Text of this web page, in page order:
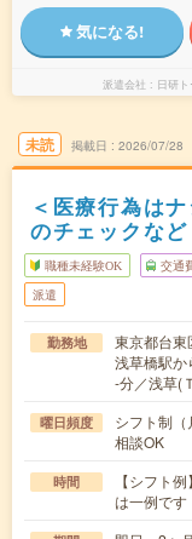
気になる!
派遣会社 日研
未読 掲載日 2026/07/28
＜医療行為は
のチェックなど
職種未経験OK 交通
派遣
勤務地
東京都台東
浅草橋駅か
-分／浅草(
曜日頻度
シフト制
相談OK
時間
【シフト
は一例で